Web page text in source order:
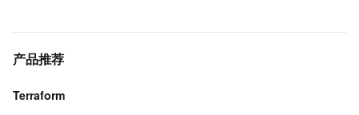
产品推荐
Terraform